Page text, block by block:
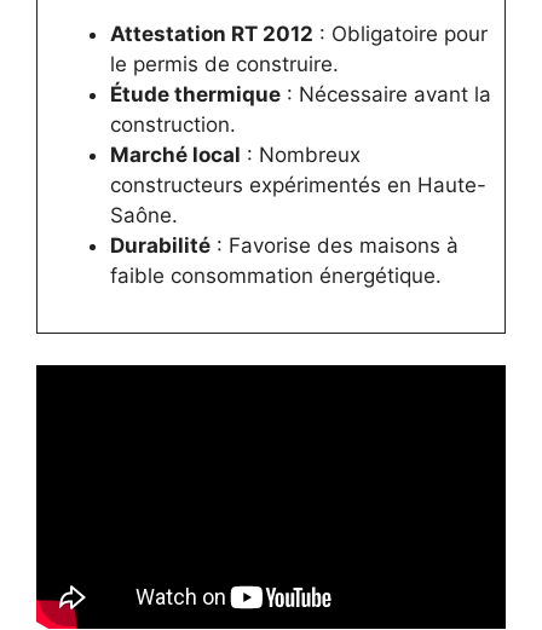
Attestation RT 2012 : Obligatoire pour
le permis de construire.
Étude thermique: Nécessaire avant la
construction.
Marché local : Nombreux
constructeurs expérimentés en Haute-
Saône.
Durabilité: Favorise des maisons à
faible consommation énergétique.